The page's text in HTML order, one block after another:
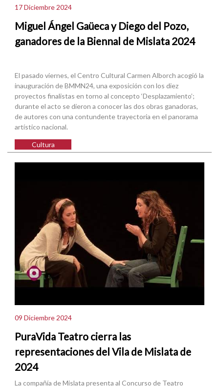
17 Diciembre 2024
Miguel Ángel Gaüeca y Diego del Pozo,
ganadores de la Biennal de Mislata 2024
El pasado viernes, el Centro Cultural Carmen Alborch acogió la
inauguración de BMMN24, una exposición con los diez
proyectos finalistas en torno al concepto ‘Desplazamiento’;
durante el acto se dieron a conocer las dos obras ganadoras,
de autores con una contundente trayectoria en el panorama
artístico nacional.
Cultura
09 Diciembre 2024
PuraVida Teatro cierra las
representaciones del Vila de Mislata de
2024
La compañía de Mislata presenta al Concurso de Teatro